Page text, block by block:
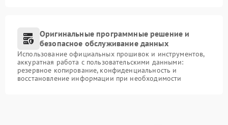
Оригинальные программные решение и
безопасное обслуживание данных
Использование официальных прошивок и инструментов,
аккуратная работа с пользовательскими данными:
резервное копирование, конфиденциальность и
восстановление информации при необходимости